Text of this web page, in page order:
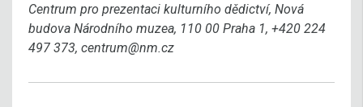
Centrum pro prezentaci kulturního dědictví, Nová
budova Národního muzea, 110 00 Praha 1, +420 224
497 373, centrum@nm.cz